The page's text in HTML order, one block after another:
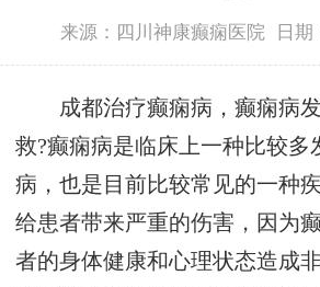
来源：四川神康癫痫医院 日期
成都治疗癫痫病，癫痫病发
救?癫痫病是临床上一种比较多
病，也是目前比较常见的一种
给患者带来严重的伤害，因为
者的身体健康和心理状态造成